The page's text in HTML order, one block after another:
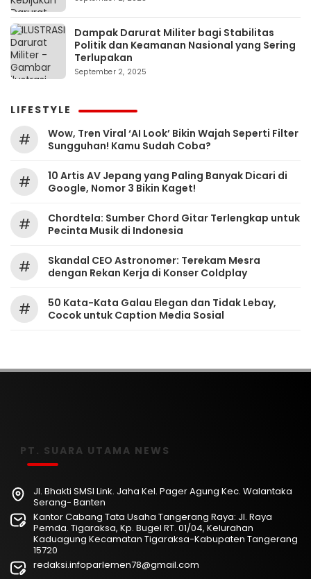
Dampak Darurat Militer bagi Stabilitas
Politik dan Keamanan Nasional yang Sering
Terlupakan
September 2, 2025
LIFESTYLE
#
Wow, Tren Viral ‘AI Look’ Bikin Wajah Seperti Filter
Sungguhan! Kamu Sudah Coba?
#
10 Artis AV Jepang yang Paling Banyak Dicari di
Google, Nomor 3 Bikin Kaget!
#
Chordtela: Sumber Chord Gitar Terlengkap untuk
Pecinta Musik di Indonesia
#
Skandal CEO Astronomer: Terekam Mesra
dengan Rekan Kerja di Konser Coldplay
#
50 Kata-Kata Galau Elegan dan Tidak Lebay,
Cocok untuk Caption Media Sosial
PT. SUARA UTAMA NEWS
Jl. Bhakti SMSI Link. Jaha Kel. Pager Agung Kec. Walantaka
Serang- Banten
Kantor Cabang Tata Usaha Tangerang Raya: Jl. Raya
Pemda. Tigaraksa, Kp. Bugel RT. 01/04, Kelurahan
Kaduagung Kecamatan Tigaraksa-Kabupaten Tangerang
15720
redaksi.infoparlemen78@gmail.com